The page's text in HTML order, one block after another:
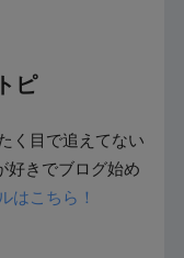
ピ
く目で追えてない
好きでブログ始め
はこちら！